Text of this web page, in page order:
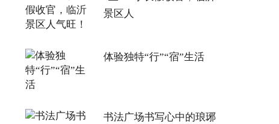
景区人
体验独特“行”“宿”生活
书法广场书写心中的琅琊